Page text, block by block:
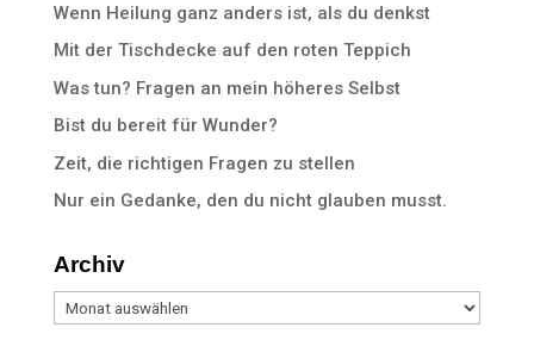
Wenn Heilung ganz anders ist, als du denkst
Mit der Tischdecke auf den roten Teppich
Was tun? Fragen an mein höheres Selbst
Bist du bereit für Wunder?
Zeit, die richtigen Fragen zu stellen
Nur ein Gedanke, den du nicht glauben musst.
Archiv
Archiv